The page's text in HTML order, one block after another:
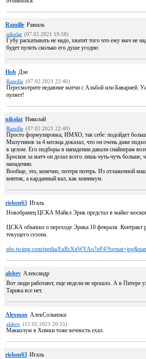
Ramille Рамиль
nikolat (07.02.2021 19:58)
Губу раскатывать не надо, хватит того что ему мяч не
будет пулять сколько его душе угодно
Hoh Дэн
Ramille (07.02.2021 22:40)
Пересмотрите недавние матчи с Альбой или Баварией.
пуляет!
nikolat Николай
Ramille (07.02.2021 22:40)
Просто формулировка, ИМХО, так себе: подойдет
Милутинов за 4 месяца доказал, что он очень даже
в целом. Его подборы в нападении давали снайперам
Бросков за матч он делал всего лишь чуть-чуть больше,
нападении.
Вообще, это, конечно, потеря потерь. Из отлаженной
винтик, а карданный вал, как минимум.
rishon63 Игаль
Новобранец ЦСКА Майкл Эрик предстал в майке
ЦСКА объявил о переходе Эрика 10 февраля. Контракт
текущего сезона.
pbs.twimg.com/media/
alshev Александр
Вот люди работают, еще недели не прошло. А в Питере
Тарика все нет.
Alexman АлекСольноки
alshev (15.02.2021 20:55)
Макколум в Химки тоже вечность ехал.
rishon63 Игаль